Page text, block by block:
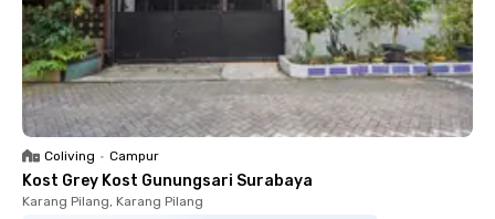
Coliving • Campur
Kost Grey Kost Gunungsari Surabaya
Karang Pilang, Karang Pilang